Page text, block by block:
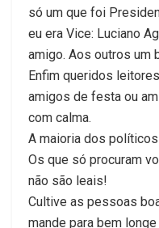
só um que foi
eu era Vice: Luciano
amigo. Aos outros um
Enfim queridos
amigos de festa ou
com calma.
A maioria dos
Os que só procuram
não são leais!
Cultive as pessoas
mande para bem